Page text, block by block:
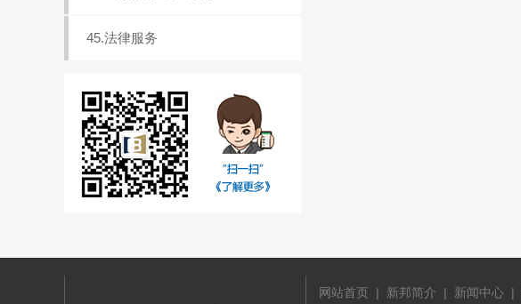
45.法律服务
网站首页 | 新邦简介 | 新闻中心 |